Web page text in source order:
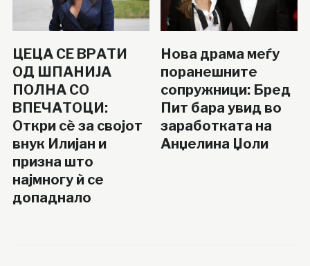
ЦЕЦА СЕ ВРАТИ
ОД ШПАНИЈА
ПОЛНА СО
ВПЕЧАТОЦИ:
Откри сè за својот
внук Илијан и
призна што
најмногу ѝ се
допаднало
Нова драма меѓу
поранешните
сопружници: Бред
Пит бара увид во
заработката на
Анџелина Џоли